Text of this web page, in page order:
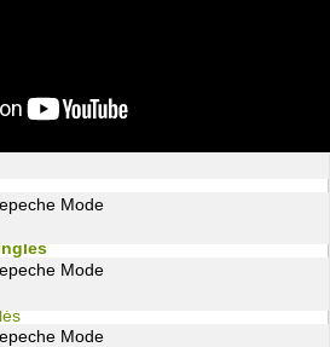
Mode
Mode
Mode
inglés